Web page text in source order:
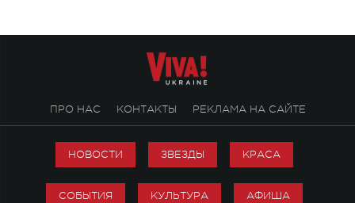
ПРО НАС КОНТАКТЫ РЕКЛАМА НА САЙТЕ
НОВОСТИ ЗВЕЗДЫ КРАСА
СОБЫТИЯ КУЛЬТУРА АФИША